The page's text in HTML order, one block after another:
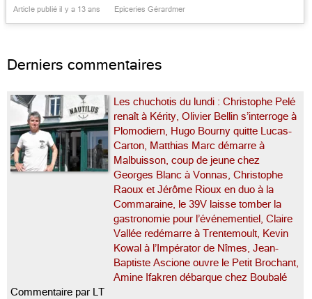
apéritifs, douces liqueurs et eaux de vie de Nol,
Article publié il y a 13 ans Epiceries Gérardmer
Derniers commentaires
Les chuchotis du lundi : Christophe Pelé
renaît à Kérity, Olivier Bellin s’interroge à
Plomodiern, Hugo Bourny quitte Lucas-
Carton, Matthias Marc démarre à
Malbuisson, coup de jeune chez
Georges Blanc à Vonnas, Christophe
Raoux et Jérôme Rioux en duo à la
Commaraine, le 39V laisse tomber la
gastronomie pour l’événementiel, Claire
Vallée redémarre à Trentemoult, Kevin
Kowal à l’Impérator de Nîmes, Jean-
Baptiste Ascione ouvre le Petit Brochant,
Amine Ifakren débarque chez Boubalé
Commentaire par LT